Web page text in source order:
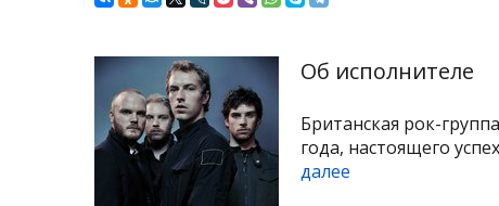
Об исполнителе
Британская рок-
года, настоящего
далее